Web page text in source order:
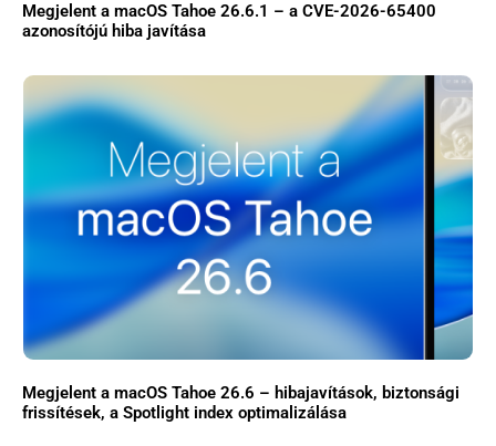
Megjelent a macOS Tahoe 26.6.1 – a CVE-2026-65400
azonosítójú hiba javítása
Megjelent a macOS Tahoe 26.6 – hibajavítások, biztonsági
frissítések, a Spotlight index optimalizálása